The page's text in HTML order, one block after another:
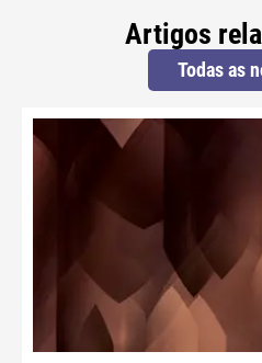
Artigos
Todas as